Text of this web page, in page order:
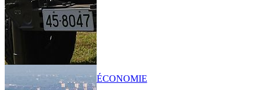
ÉCONOMIE